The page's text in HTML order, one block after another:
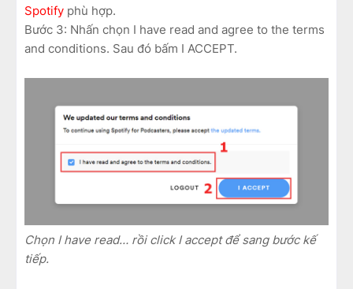
Spotify phù hợp.
Bước 3: Nhấn chọn I have read and agree to the terms
and conditions. Sau đó bấm I ACCEPT.
Chọn I have read… rồi click I accept để sang bước kế
tiếp.